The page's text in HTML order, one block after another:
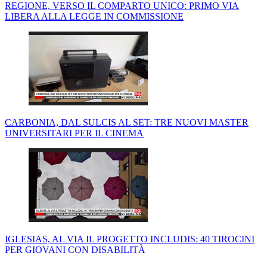
REGIONE, VERSO IL COMPARTO UNICO: PRIMO VIA
LIBERA ALLA LEGGE IN COMMISSIONE
CARBONIA, DAL SULCIS AL SET: TRE NUOVI MASTER
UNIVERSITARI PER IL CINEMA
IGLESIAS, AL VIA IL PROGETTO INCLUDIS: 40 TIROCINI
PER GIOVANI CON DISABILITÀ